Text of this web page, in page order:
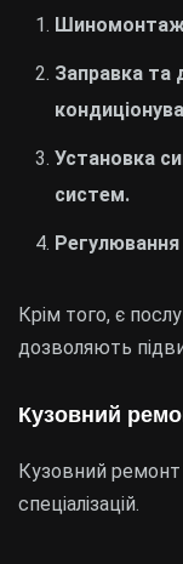
Шиномонтаж
Заправка та
Установка
систем.
Крім того, є
дозволяють
Кузовний
Кузовний ремонт
спеціалізацій.